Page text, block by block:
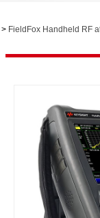
> FieldFox Handheld RF